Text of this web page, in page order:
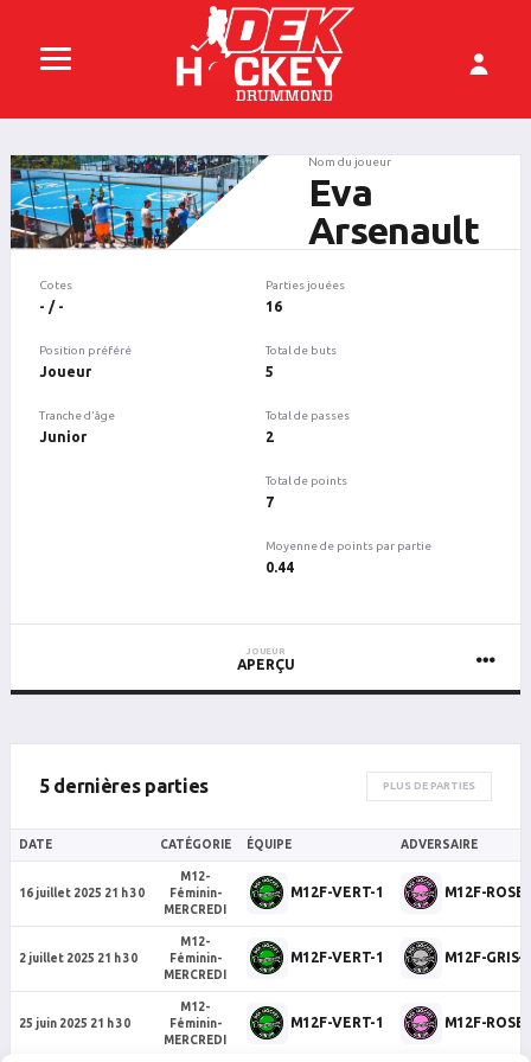
Nom du joueur
Eva
Arsenault
Cotes
- / -
Position préféré
Joueur
Tranche d'âge
Junior
Parties jouées
16
Total de buts
5
Total de passes
2
Total de points
7
Moyenne de points par partie
0.44
JOUEUR
APERÇU
5 dernières parties PLUS DE PARTIES
DATE CATÉGORIE ÉQUIPE ADVERSAIRE
16 juillet 2025 21 h 30
M12-
Féminin-
MERCREDI
M12F-VERT-1 M12F-
2 juillet 2025 21 h 30
M12-
Féminin-
MERCREDI
M12F-VERT-1 M12F-GRIS-3
25 juin 2025 21 h 30
M12-
Féminin-
MERCREDI
M12F-VERT-1 M12F-